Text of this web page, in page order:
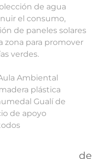
de agua
el consumo,
de paneles solares
zona para promover
verdes.
Ambiental
plástica
Gualí de
de apoyo
de